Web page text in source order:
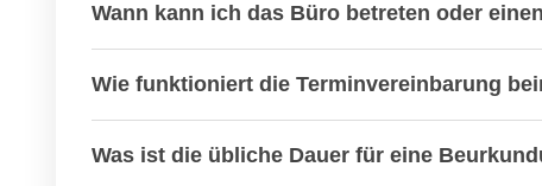
Wann kann ich das Büro betreten oder
Wie funktioniert die Terminvereinbarung
Was ist die übliche Dauer für eine